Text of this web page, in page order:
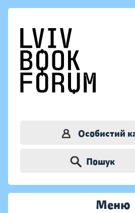
Особистий
Пошук
Меню